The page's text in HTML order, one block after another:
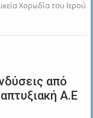
Χορωδία του Ιερού
από
Α.Ε